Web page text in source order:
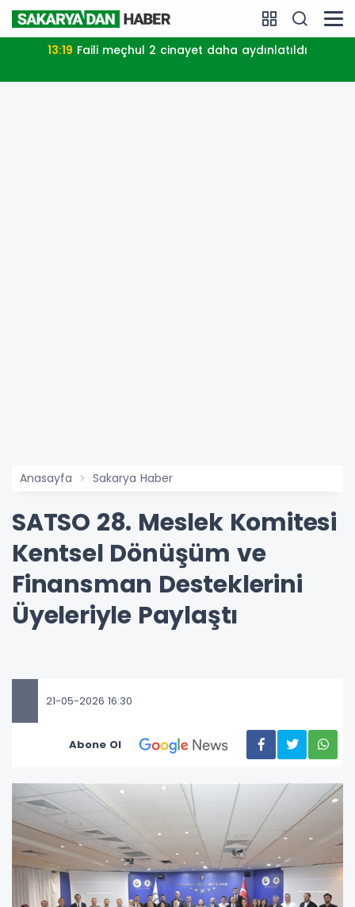
13:19 Faili meçhul 2 cinayet daha aydınlatıldı
Anasayfa Sakarya Haber
SATSO 28. Meslek Komitesi
Kentsel Dönüşüm ve
Finansman Desteklerini
Üyeleriyle Paylaştı
21-05-2026 16:30
Abone Ol